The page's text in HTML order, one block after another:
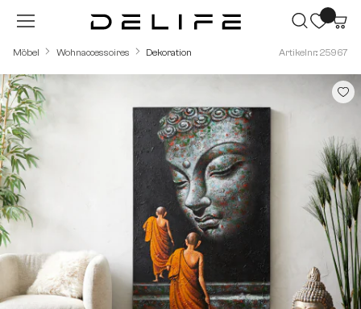
Zum Hauptinhalt springen
Möbel Wohnaccessoires Dekoration Artikelnr.: 25967
Bildergalerie überspringen